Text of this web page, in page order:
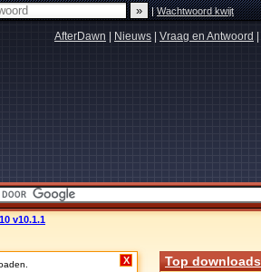
|Wachtwoord kwijt
AfterDawn Nieuws Vraag en Antwoord
v10.1.1
X Top downloads